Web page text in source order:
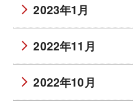
2023年1月
2022年11月
2022年10月